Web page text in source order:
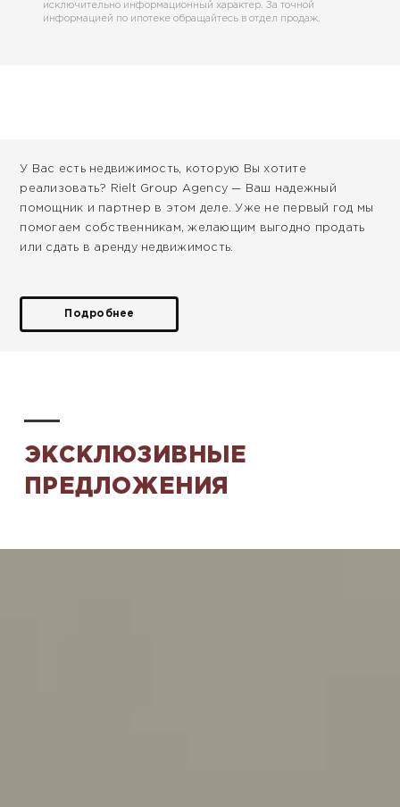
исключительно информационный характер. За точной
информацией по ипотеке обращайтесь в отдел продаж.
У Вас есть недвижимость, которую Вы хотите
реализовать? Rielt Group Agency — Ваш надежный
помощник и партнер в этом деле. Уже не первый год мы
помогаем собственникам, желающим выгодно продать
или сдать в аренду недвижимость.
Подробнее
ЭКСКЛЮЗИВНЫЕ
ПРЕДЛОЖЕНИЯ